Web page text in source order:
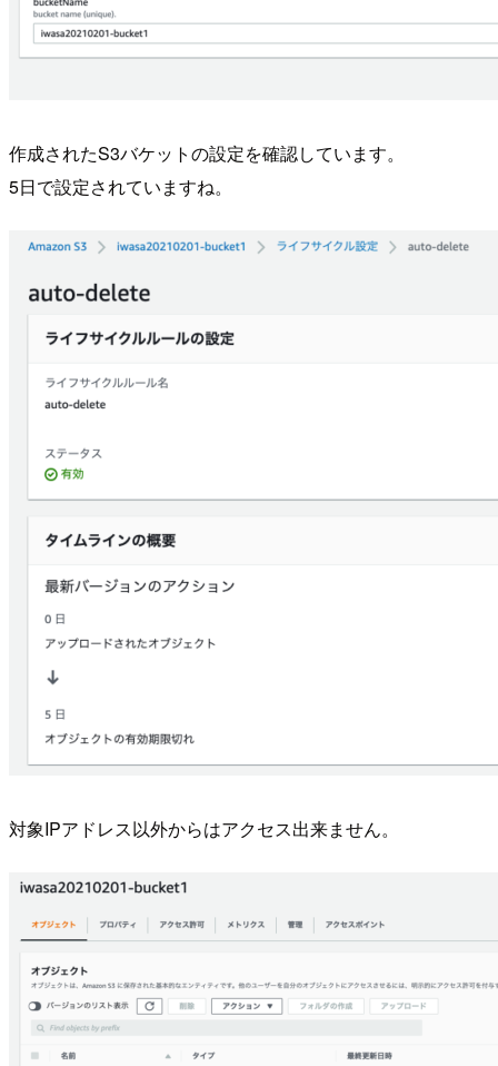
作成されたS3バケットの設定を確認しています。
5日で設定されていますね。
対象IPアドレス以外からはアクセス出来ません。